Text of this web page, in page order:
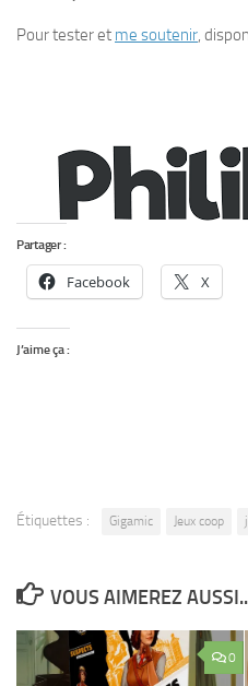
Pour tester et me soutenir,
Partager :
Facebook X
J’aime ça :
Étiquettes : Gigamic Jeux coop
VOUS AIMEREZ
0